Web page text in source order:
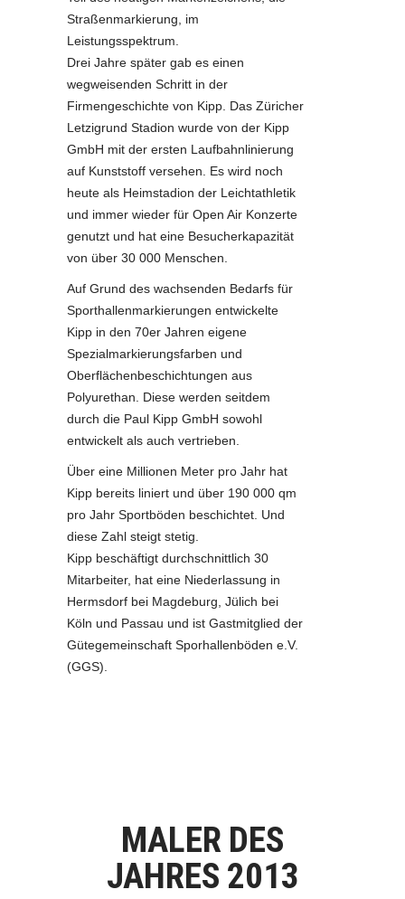
Straßenmarkierung, im
Leistungsspektrum.
Drei Jahre später gab es einen
wegweisenden Schritt in der
Firmengeschichte von Kipp. Das Züricher
Letzigrund Stadion wurde von der Kipp
GmbH mit der ersten Laufbahnlinierung
auf Kunststoff versehen. Es wird noch
heute als Heimstadion der Leichtathletik
und immer wieder für Open Air Konzerte
genutzt und hat eine Besucherkapazität
von über 30 000 Menschen.
Auf Grund des wachsenden Bedarfs für
Sporthallenmarkierungen entwickelte
Kipp in den 70er Jahren eigene
Spezialmarkierungsfarben und
Oberflächenbeschichtungen aus
Polyurethan. Diese werden seitdem
durch die Paul Kipp GmbH sowohl
entwickelt als auch vertrieben.
Über eine Millionen Meter pro Jahr hat
Kipp bereits liniert und über 190 000 qm
pro Jahr Sportböden beschichtet. Und
diese Zahl steigt stetig.
Kipp beschäftigt durchschnittlich 30
Mitarbeiter, hat eine Niederlassung in
Hermsdorf bei Magdeburg, Jülich bei
Köln und Passau und ist Gastmitglied der
Gütegemeinschaft Sporhallenböden e.V.
(GGS).
MALER DES
JAHRES 2013